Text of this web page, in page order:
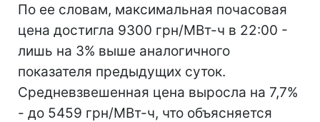
По ее словам, максимальная почасовая
цена достигла 9300 грн/МВт-ч в 22:00 -
лишь на 3% выше аналогичного
показателя предыдущих суток.
Средневзвешенная цена выросла на 7,7%
- до 5459 грн/МВт-ч, что объясняется